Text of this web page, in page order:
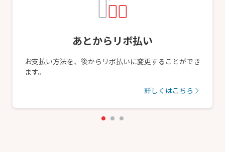
あとからリボ払い
お支払い方法を、後からリボ払いに変更することができ
ます。
詳しくはこちら